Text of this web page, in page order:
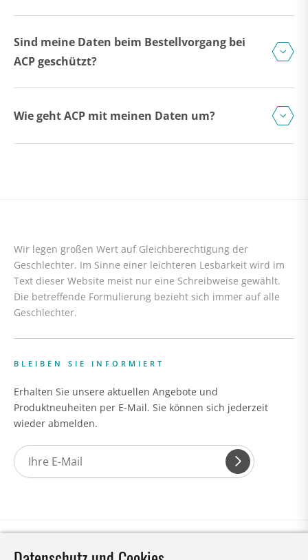
Sind meine Daten beim Bestellvorgang bei
ACP geschützt?
Wie geht ACP mit meinen Daten um?
Wir legen großen Wert auf Gleichberechtigung der
Geschlechter. Im Sinne einer leichteren Lesbarkeit wird im
Text dieser Website meist nur eine Schreibweise gewählt.
Die betreffende Formulierung bezieht sich immer auf alle
Geschlechter.
BLEIBEN SIE INFORMIERT
Erhalten Sie unsere aktuellen Angebote und
Produktneuheiten per E-Mail. Sie können sich jederzeit
wieder abmelden.